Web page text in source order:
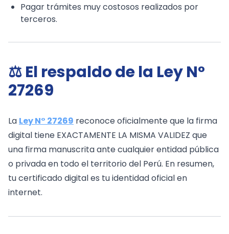
Pagar trámites muy costosos realizados por
terceros.
⚖️ El respaldo de la Ley N°
27269
La Ley N° 27269 reconoce oficialmente que la firma
digital tiene EXACTAMENTE LA MISMA VALIDEZ que
una firma manuscrita ante cualquier entidad pública
o privada en todo el territorio del Perú. En resumen,
tu certificado digital es tu identidad oficial en
internet.